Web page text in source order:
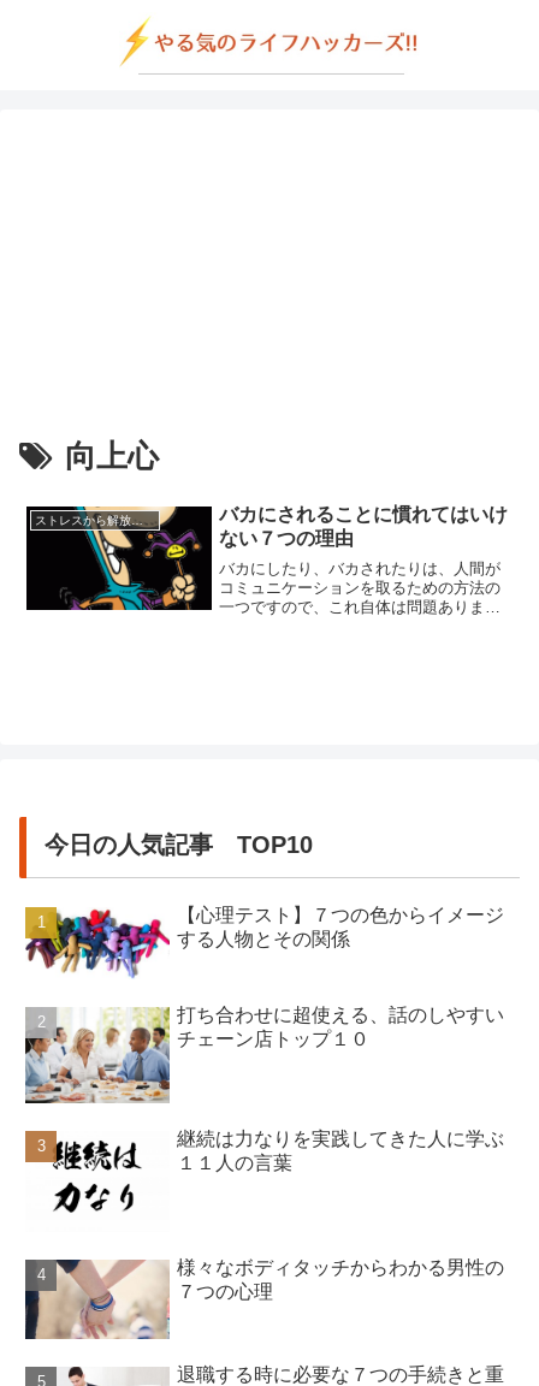
向上心
ストレスから解放させる方法
バカにされることに慣れてはいけ
ない７つの理由
バカにしたり、バカされたりは、人間が
コミュニケーションを取るための方法の
一つですので、これ自体は問題ありませ
今日の人気記事 TOP10
【心理テスト】７つの色からイメージ
する人物とその関係
打ち合わせに超使える、話のしやすい
チェーン店トップ１０
継続は力なりを実践してきた人に学ぶ
１１人の言葉
様々なボディタッチからわかる男性の
７つの心理
退職する時に必要な７つの手続きと重